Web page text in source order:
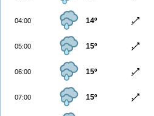
04:00 14º
05:00 15º
06:00 15º
07:00 15º